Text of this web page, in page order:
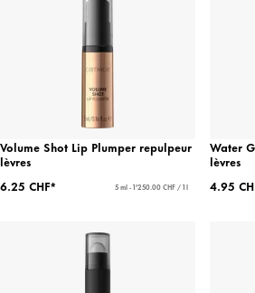
Volume Shot Lip Plumper repulpeur
lèvres
6.25 CHF*
5 ml - 1'250.00 CHF / 1 l
Water
lèvres
4.95